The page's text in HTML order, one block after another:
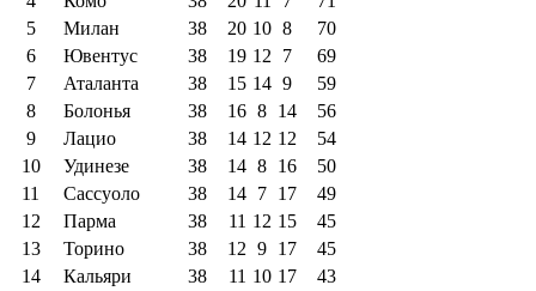
5
Милан 38 20 10 8
70
6
Ювентус 38 19 12 7
69
7
Аталанта 38 15 14 9
59
8
Болонья 38 16 8 14
56
9
Лацио 38 14 12 12
54
10
Удинезе 38 14 8 16
50
11
Сассуоло 38 14 7 17
49
12
Парма 38 11 12 15
45
13
Торино 38 12 9 17
45
14
Кальяри 38 11 10 17
43